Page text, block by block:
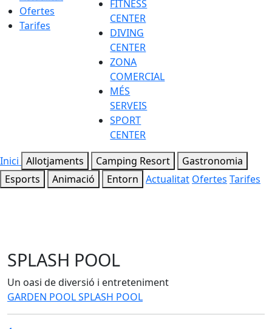
Ofertes
Tarifes
FITNESS
CENTER
DIVING
CENTER
ZONA
COMERCIAL
MÉS
SERVEIS
SPORT
CENTER
Inici Allotjaments Camping Resort
Gastronomia
Esports
Animació Entorn Actualitat Ofertes Tarifes
SPLASH POOL
Un oasi de diversió i entreteniment
GARDEN POOLSPLASH POOL